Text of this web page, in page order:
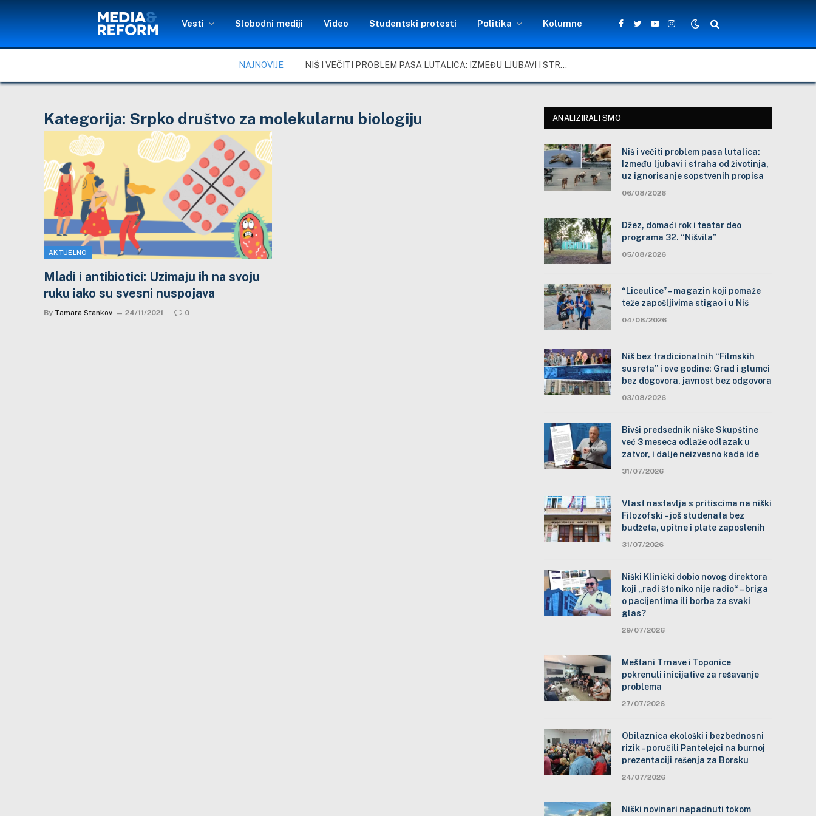
Vesti Slobodni mediji Video Studentski protesti Politika Kolumne
Facebook
TwitterYouTubeInstagram
NAJNOVIJE NIŠ I VEČITI PROBLEM PASA LUTALICA: IZMEĐU LJUBAVI I STRAHA OD ŽIVOTINJA, UZ IGNORISANJE SOPSTVENIH PROPISA
Kategorija: Srpko društvo za molekularnu biologiju
AKTUELNO
Mladi i antibiotici: Uzimaju ih na svoju
ruku iako su svesni nuspojava
By Tamara Stankov 24/11/2021 0
ANALIZIRALI SMO
Niš i večiti problem pasa lutalica:
Između ljubavi i straha od životinja,
uz ignorisanje sopstvenih propisa
06/08/2026
Džez, domaći rok i teatar deo
programa 32. “Nišvila”
05/08/2026
“Liceulice” – magazin koji pomaže
teže zapošljivima stigao i u Niš
04/08/2026
Niš bez tradicionalnih “Filmskih
susreta” i ove godine: Grad i glumci
bez dogovora, javnost bez odgovora
03/08/2026
Bivši predsednik niške Skupštine
već 3 meseca odlaže odlazak u
zatvor, i dalje neizvesno kada ide
31/07/2026
Vlast nastavlja s pritiscima na niški
Filozofski – još studenata bez
budžeta, upitne i plate zaposlenih
31/07/2026
Niški Klinički dobio novog direktora
koji „radi što niko nije radio“ – briga
o pacijentima ili borba za svaki
glas?
29/07/2026
Meštani Trnave i Toponice
pokrenuli inicijative za rešavanje
problema
27/07/2026
Obilaznica ekološki i bezbednosni
rizik – poručili Pantelejci na burnoj
prezentaciji rešenja za Borsku
24/07/2026
Niški novinari napadnuti tokom